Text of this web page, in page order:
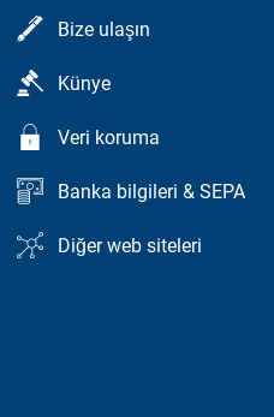
Bize ulaşın
Künye
Veri koruma
Banka bilgileri & SEPA
Diğer web siteleri